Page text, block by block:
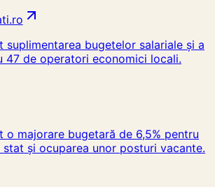
suplimentarea bugetelor salariale și a
47 de operatori economici locali.
o majorare bugetară de 6,5% pentru
și ocuparea unor posturi vacante.